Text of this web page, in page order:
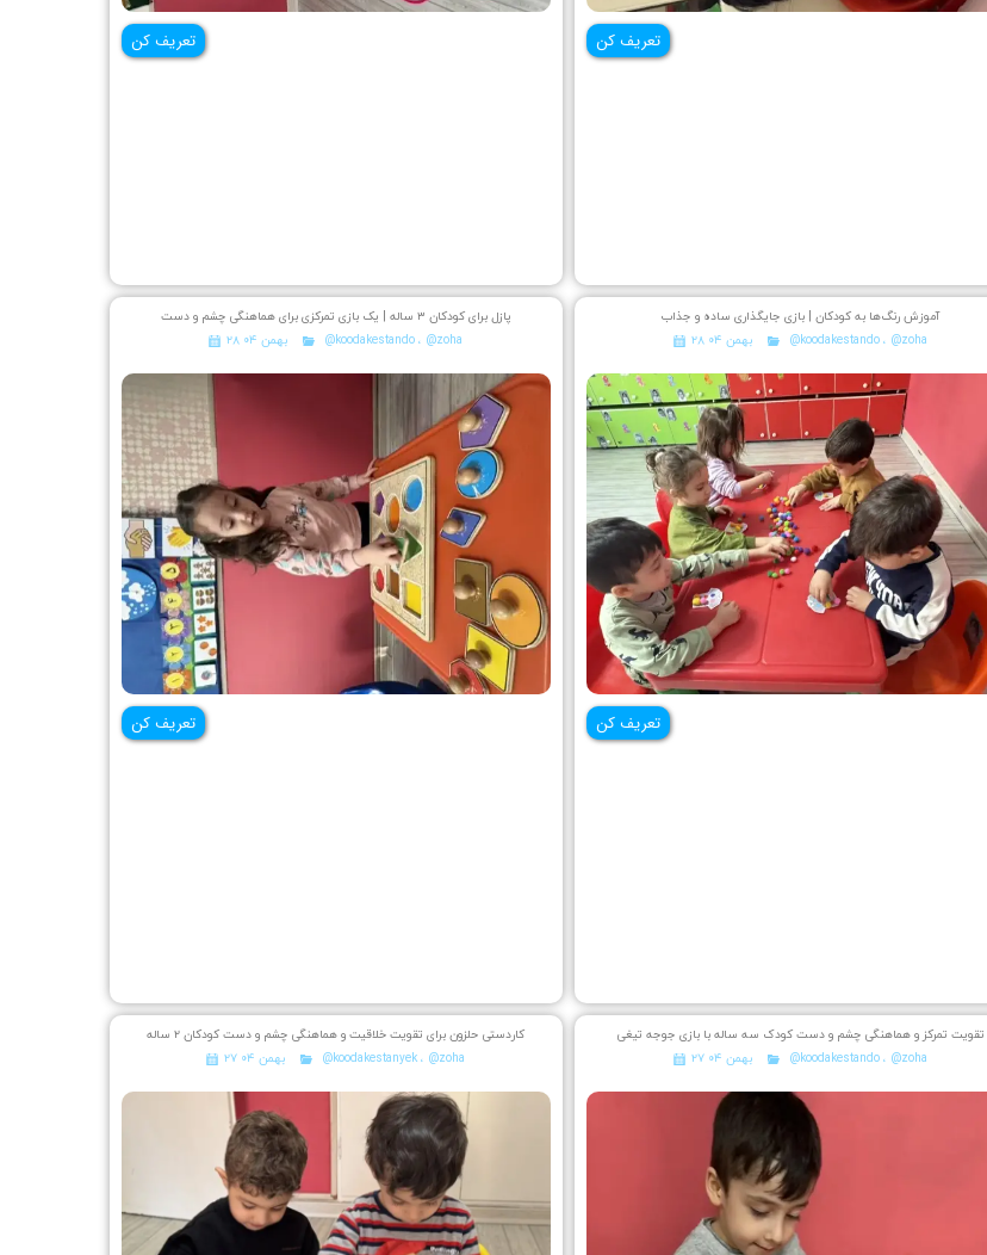
تعریف کن تعریف کن
پازل برای کودکان ۳ ساله | یک بازی تمرکزی برای هماهنگی چشم و دست
۲۸ بهمن ۰۴
@koodakestando، @zoha
تعریف کن
آموزش رنگ‌ها به کودکان | بازی جایگذاری ساده و جذاب
۲۸ بهمن ۰۴
@koodakestando، @zoha
تعریف کن
کاردستی حلزون برای تقویت خلاقیت و هماهنگی چشم و دست کودکان ۲ ساله
۲۷ بهمن ۰۴
@koodakestanyek، @zoha
تقویت تمرکز و هماهنگی چشم و دست کودک سه ساله با بازی جوجه تیغی
۲۷ بهمن ۰۴
@koodakestando، @zoha